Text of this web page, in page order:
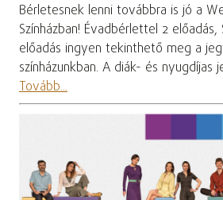
Bérletesnek lenni továbbra is jó a
Színházban! Évadbérlettel 2
előadás ingyen tekinthető meg a
színházunkban. A diák- és
Tovább...